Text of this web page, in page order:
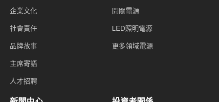
企業文化
社會責任
品牌故事
主席寄語
人才招聘
開關電源
LED照明電源
更多領域電源